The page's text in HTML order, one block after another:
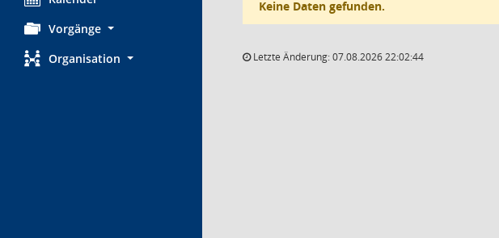
Vorgänge
Organisation
Keine Daten gefunden.
Letzte Änderung: 07.08.2026 22:02:44